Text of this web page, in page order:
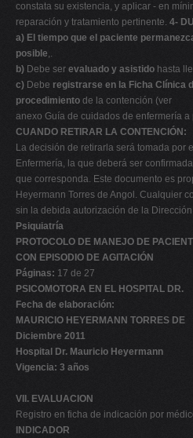
constata su existencia, y aplicar - en
reparación y tratamiento pertinente. 4-
a) El tiempo que el paciente
posible,.
b) Debe ser evaluado y asistido hasta
c) Debe registrarse en la Ficha Clínica
procedimiento de la contención (ver
anexo Guía de cuidados de enfermería
CUANDO RETIRAR LA CONTENCIÓN:
La decisión de retirarla será tomada por
Enfermería, la que deberá ser
que corresponda. Este documento es
Heyermann Torres de Angol. Cualquier
sin la debida autorización de la
Psiquiatría
PROTOCOLO DE MANEJO DE
CON EPISODIO DE AGITACIÓN
Páginas: 17 de 27
PSICOMOTORA EN EL HOSPITAL DR.
Fecha de elaboración:
MAURICIO HEYERMANN TORRES DE
Diciembre 2011
Hospital Dr. Mauricio Heyermann
Vigencia: 3 años
VII. EVALUACION
Registro en ficha de indicación por
INDICADOR